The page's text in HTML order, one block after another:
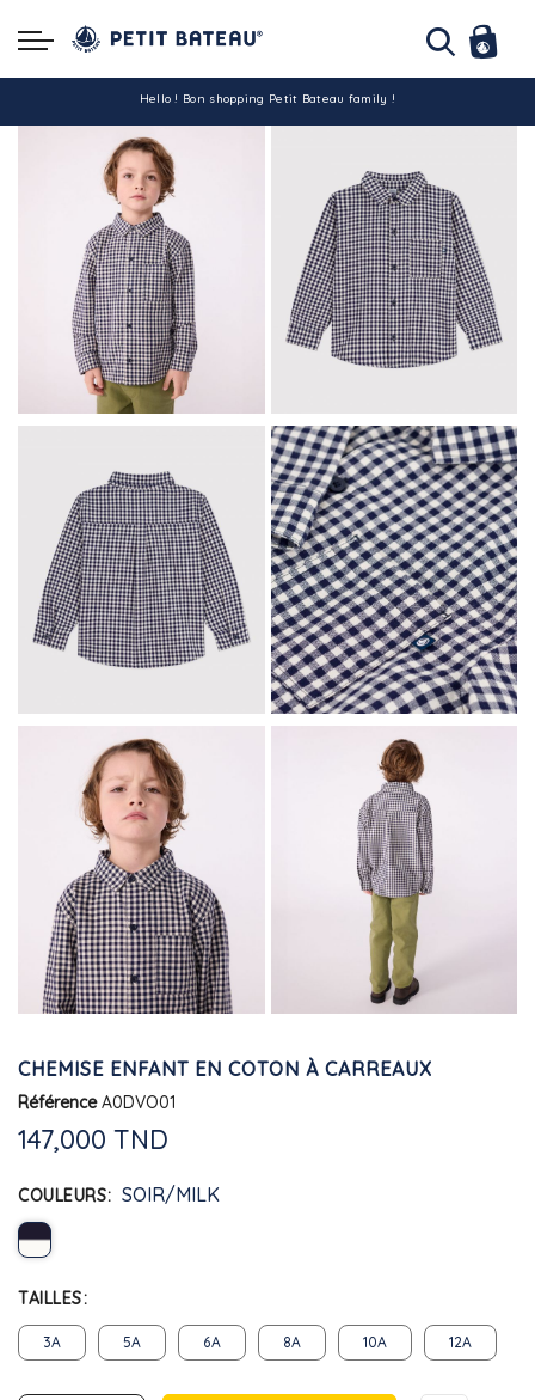
Hello ! Bon shopping Petit Bateau family !
La livraison est assurée partout en Tunisie !
-10% pour tout paiement par carte bancaire (hors promo)
CHEMISE ENFANT EN COTON À CARREAUX
Référence A0DVO01
147,000 TND
COULEURS SOIR/MILK
TAILLES
3A 5A 6A 8A 10A 12A